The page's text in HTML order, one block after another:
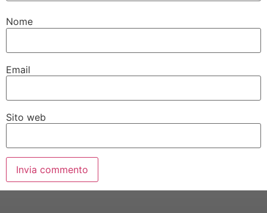
Nome
Email
Sito web